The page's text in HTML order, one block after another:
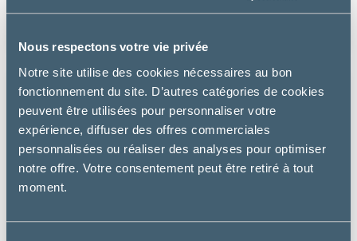
Nous respectons votre vie privée
Notre site utilise des cookies nécessaires au bon
fonctionnement du site. D’autres catégories de cookies
peuvent être utilisées pour personnaliser votre
expérience, diffuser des offres commerciales
personnalisées ou réaliser des analyses pour optimiser
notre offre. Votre consentement peut être retiré à tout
moment.
à partir de
PROMO
-8 €